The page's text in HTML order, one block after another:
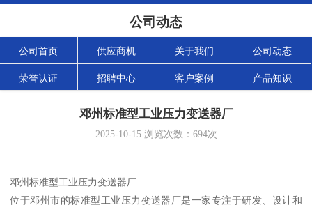
公司动态
公司首页 供应商机 关于我们 公司动态
荣誉认证 招聘中心 客户案例 产品知识
邓州标准型工业压力变送器厂
2025-10-15浏览次数： 694次
邓州标准型工业压力变送器厂
位于邓州市的标准型工业压力变送器厂是一家专注于研发、设计和